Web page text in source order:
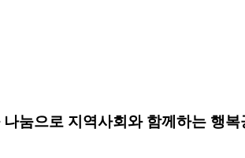
나눔으로 지역사회와 함께하는 행